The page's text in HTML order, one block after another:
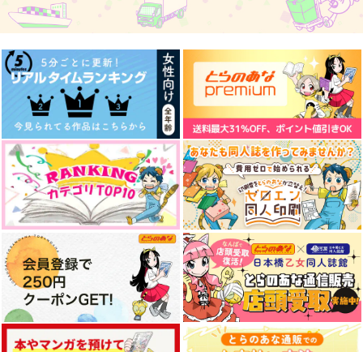
STAYGOLD それか
ら。 4
祥伝社
902円（税込）
サンプル
作品詳細
春風のエトランゼ 6
祥伝社
858円 （税込）
サンプル
作品詳細
友だちと、あやまち。
祥伝社
880円（税込）
サンプル
作品詳細